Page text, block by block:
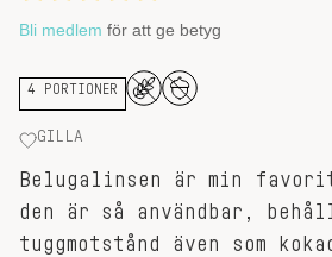
Bli medlem för att ge betyg
4 PORTIONER
GILLA
Belugalinsen är min
den är så användbar,
tuggmotstånd även som